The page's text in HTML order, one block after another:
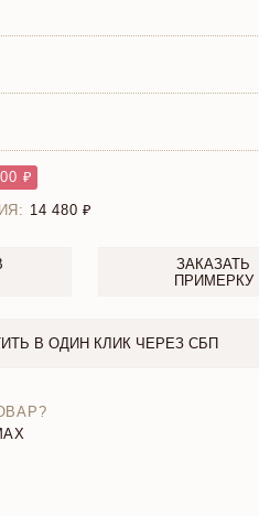
₽
14 480
ЗАКАЗАТЬ
ПРИМЕРКУ
В ОДИН КЛИК ЧЕРЕЗ СБП